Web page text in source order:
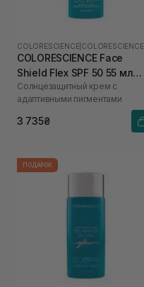
COLORESCIENCE
COLORESCIENCE Face
Shield Flex SPF 50 55 мл
(Fair)
Солнцезащитный крем с
адаптивными пигментами
3 735₴
ПОДАРОК